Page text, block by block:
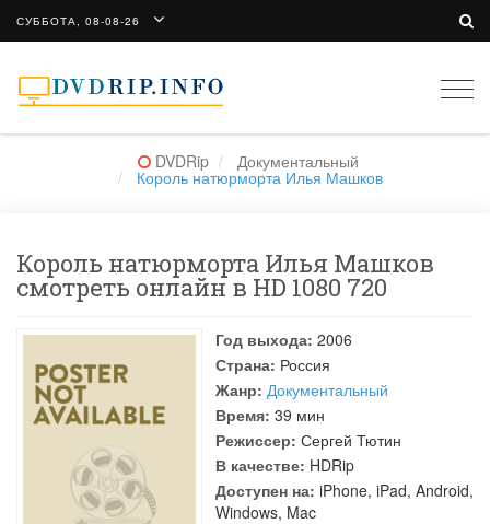
СУББОТА, 08-08-26
DVDRip Документальный
Король натюрморта Илья Машков
Король натюрморта Илья Машков
смотреть онлайн в HD 1080 720
Год выхода: 2006
Страна: Россия
Жанр: Документальный
Время: 39 мин
Режиссер: Сергей Тютин
В качестве: HDRip
Доступен на: iPhone, iPad, Android,
Windows, Mac